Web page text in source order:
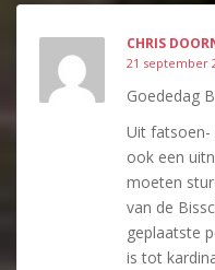
CHRIS
21 september
Goededag
Uit fatsoen-
ook een
moeten
van de
geplaatste
is tot